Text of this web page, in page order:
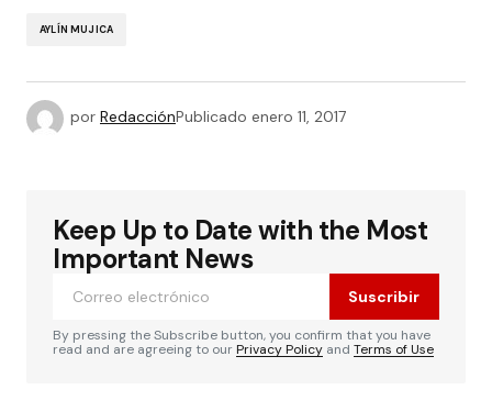
AYLÍN MUJICA
por RedacciónPublicado enero 11, 2017
Keep Up to Date with the Most
Important News
Suscribir
By pressing the Subscribe button, you confirm that you have
read and are agreeing to ourPrivacy Policy and Terms of Use